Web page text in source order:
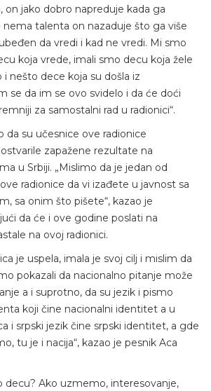
on jako dobro napreduje kada ga
nema talenta on nazaduje što ga više
da vredi i kad ne vredi. Mi smo
koja vrede, imali smo decu koja žele
i nešto dece koja su došla iz
se da im se ovo svidelo i da će doći
za samostalni rad u radionici“.
da su učesnice ove radionice
zapažene rezultate na
u Srbiji. „Mislimo da je jedan od
radionice da vi izađete u javnost sa
sa onim što pišete“, kazao je
da će i ove godine poslati na
na ovoj radionici.
je uspela, imala je svoj cilj i mislim da
pokazali da nacionalno pitanje može
a i suprotno, da su jezik i pismo
koji čine nacionalni identitet a u
i srpski jezik čine srpski identitet, a gde
tu je i nacija“, kazao je pesnik Aca
decu? Ako uzmemo, interesovanje,